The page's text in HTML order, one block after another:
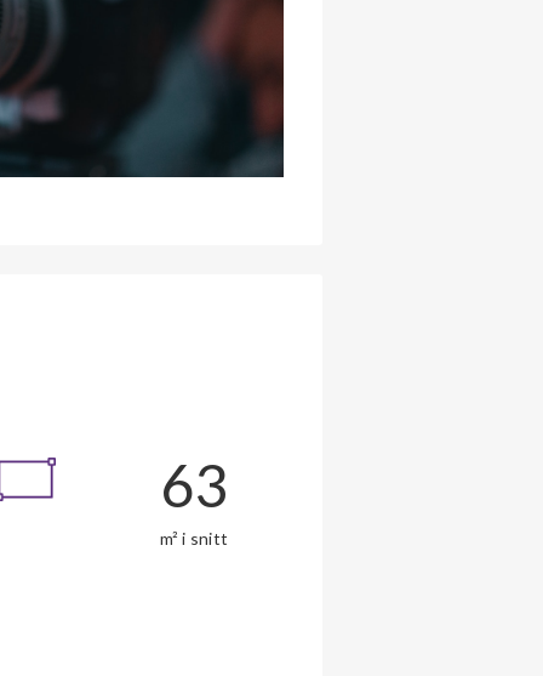
63
m² i snitt